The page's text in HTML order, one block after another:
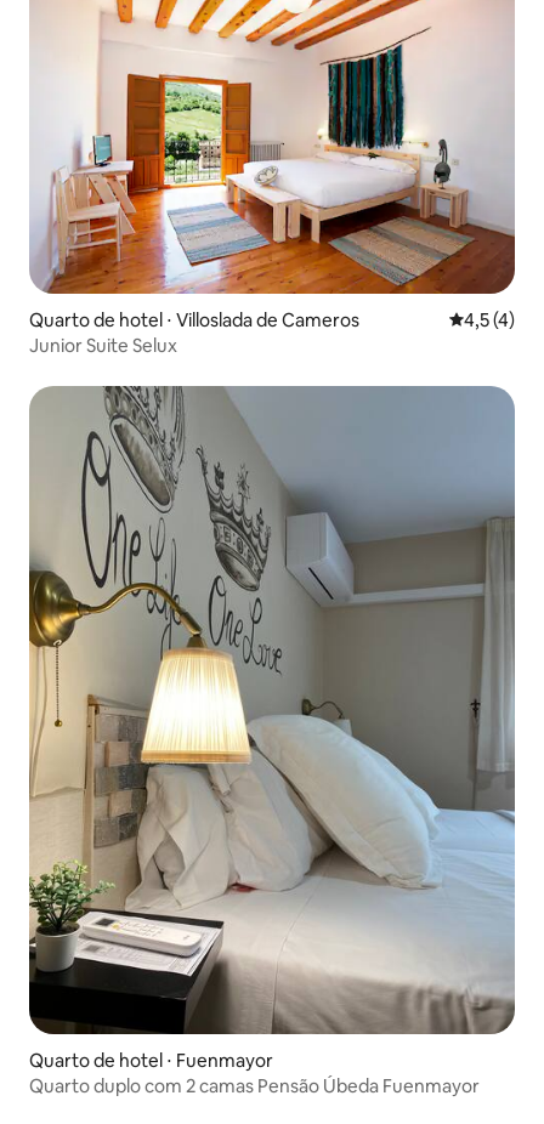
Quarto de hotel ⋅ Villoslada de Cameros 4,5 de
4,5 (4)
Junior Suite Selux
Quarto de hotel ⋅ Fuenmayor
Quarto duplo com 2 camas Pensão Úbeda Fuenmayor